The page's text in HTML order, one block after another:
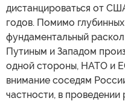
дистанцироваться от
годов. Помимо
фундаментальный
Путиным и Западом
одной стороны, НАТО и
внимание соседям
частности, в